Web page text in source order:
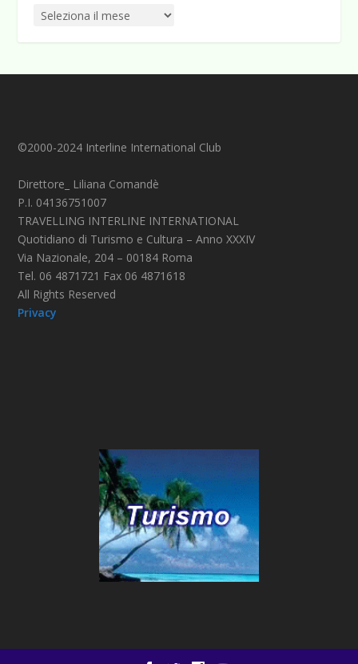
©2000-2024 Interline International Club
Direttore_ Liliana Comandè
P.I. 04136751007
TRAVELLING INTERLINE INTERNATIONAL
Quotidiano di Turismo e Cultura – Anno XXXIV
Via Nazionale, 204 – 00184 Roma
Tel. 06 4871721 Fax 06 4871618
All Rights Reserved
Privacy